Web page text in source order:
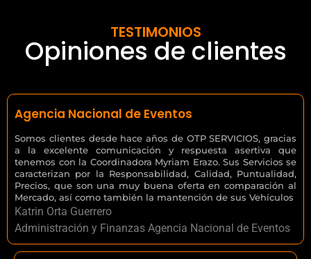
TESTIMONIOS
Opiniones de clientes
Agencia Nacional de Eventos
Somos clientes desde hace años de OTP SERVICIOS, gracias
a la excelente comunicación y respuesta asertiva que
tenemos con la Coordinadora Myriam Erazo. Sus Servicios se
caracterizan por la Responsabilidad, Calidad, Puntualidad,
Precios, que son una muy buena oferta en comparación al
Mercado, así como también la mantención de sus Vehículos
Katrin Orta Guerrero
Administración y Finanzas Agencia Nacional de Eventos